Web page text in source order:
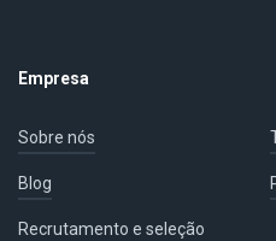
Empresa
Sobre nós
Blog
Recrutamento e seleção